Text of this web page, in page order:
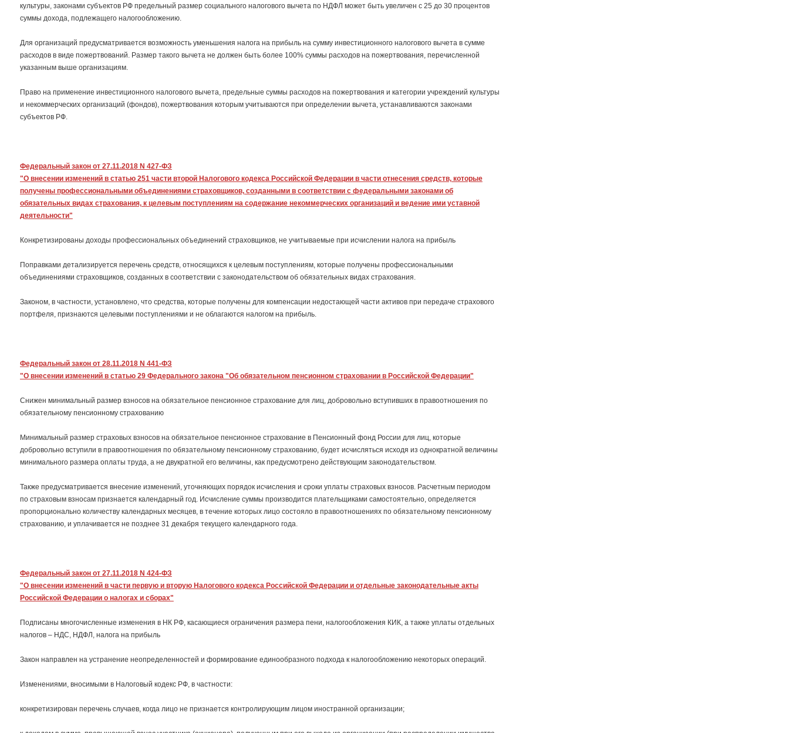
культуры, законами субъектов РФ предельный размер социального налогового вычета по НДФЛ может быть увеличен с 25 до 30 процентов
суммы дохода, подлежащего налогообложению.
Для организаций предусматривается возможность уменьшения налога на прибыль на сумму инвестиционного налогового вычета в сумме
расходов в виде пожертвований. Размер такого вычета не должен быть более 100% суммы расходов на пожертвования, перечисленной
указанным выше организациям.
Право на применение инвестиционного налогового вычета, предельные суммы расходов на пожертвования и категории учреждений культуры
и некоммерческих организаций (фондов), пожертвования которым учитываются при определении вычета, устанавливаются законами
субъектов РФ.
Федеральный закон от 27.11.2018 N 427-ФЗ
"О внесении изменений в статью 251 части второй Налогового кодекса Российской Федерации в части отнесения средств, которые
получены профессиональными объединениями страховщиков, созданными в соответствии с федеральными законами об
обязательных видах страхования, к целевым поступлениям на содержание некоммерческих организаций и ведение ими уставной
деятельности"
Конкретизированы доходы профессиональных объединений страховщиков, не учитываемые при исчислении налога на прибыль
Поправками детализируется перечень средств, относящихся к целевым поступлениям, которые получены профессиональными
объединениями страховщиков, созданных в соответствии с законодательством об обязательных видах страхования.
Законом, в частности, установлено, что средства, которые получены для компенсации недостающей части активов при передаче страхового
портфеля, признаются целевыми поступлениями и не облагаются налогом на прибыль.
Федеральный закон от 28.11.2018 N 441-ФЗ
"О внесении изменений в статью 29 Федерального закона "Об обязательном пенсионном страховании в Российской Федерации"
Снижен минимальный размер взносов на обязательное пенсионное страхование для лиц, добровольно вступивших в правоотношения по
обязательному пенсионному страхованию
Минимальный размер страховых взносов на обязательное пенсионное страхование в Пенсионный фонд России для лиц, которые
добровольно вступили в правоотношения по обязательному пенсионному страхованию, будет исчисляться исходя из однократной величины
минимального размера оплаты труда, а не двукратной его величины, как предусмотрено действующим законодательством.
Также предусматривается внесение изменений, уточняющих порядок исчисления и сроки уплаты страховых взносов. Расчетным периодом
по страховым взносам признается календарный год. Исчисление суммы производится плательщиками самостоятельно, определяется
пропорционально количеству календарных месяцев, в течение которых лицо состояло в правоотношениях по обязательному пенсионному
страхованию, и уплачивается не позднее 31 декабря текущего календарного года.
Федеральный закон от 27.11.2018 N 424-ФЗ
"О внесении изменений в части первую и вторую Налогового кодекса Российской Федерации и отдельные законодательные акты
Российской Федерации о налогах и сборах"
Подписаны многочисленные изменения в НК РФ, касающиеся ограничения размера пени, налогообложения КИК, а также уплаты отдельных
налогов – НДС, НДФЛ, налога на прибыль
Закон направлен на устранение неопределенностей и формирование единообразного подхода к налогообложению некоторых операций.
Изменениями, вносимыми в Налоговый кодекс РФ, в частности:
конкретизирован перечень случаев, когда лицо не признается контролирующим лицом иностранной организации;